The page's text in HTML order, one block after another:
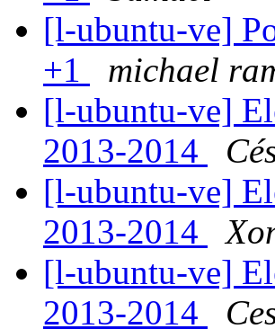
[l-ubuntu-ve]
+1
michael
[l-ubuntu-ve]
2013-2014
[l-ubuntu-ve]
2013-2014
[l-ubuntu-ve]
2013-2014